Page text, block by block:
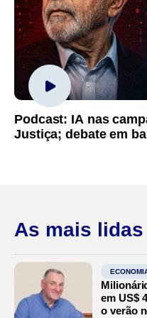
Podcast: IA nas
Justiça; debate em
As mais lidas
em US$
o verão